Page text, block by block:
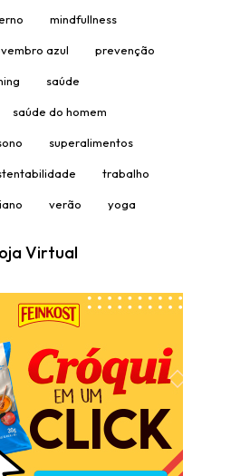
mindfullness
azul prevenção
saúde
saúde do homem
superalimentos
trabalho
verão yoga
Virtual